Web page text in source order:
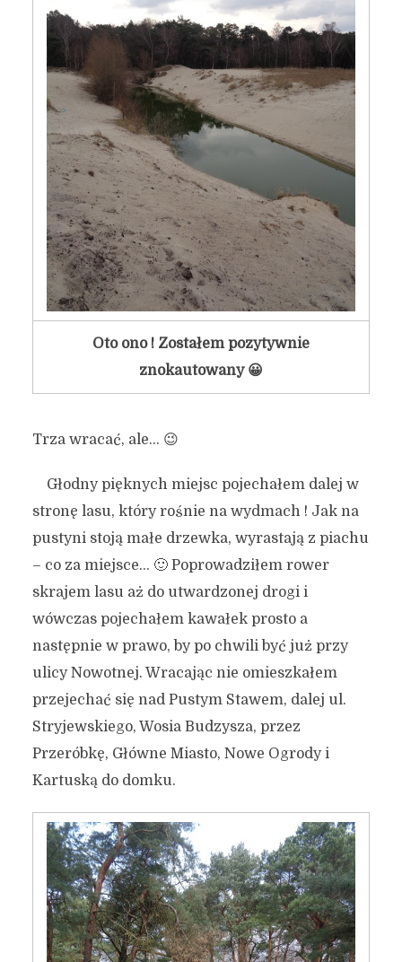
Oto ono ! Zostałem pozytywnie
znokautowany 😀
Trza wracać, ale… 😉
Głodny pięknych miejsc pojechałem dalej w
stronę lasu, który rośnie na wydmach ! Jak na
pustyni stoją małe drzewka, wyrastają z piachu
– co za miejsce… 🙂 Poprowadziłem rower
skrajem lasu aż do utwardzonej drogi i
wówczas pojechałem kawałek prosto a
następnie w prawo, by po chwili być już przy
ulicy Nowotnej. Wracając nie omieszkałem
przejechać się nad Pustym Stawem, dalej ul.
Stryjewskiego, Wosia Budzysza, przez
Przeróbkę, Główne Miasto, Nowe Ogrody i
Kartuską do domku.